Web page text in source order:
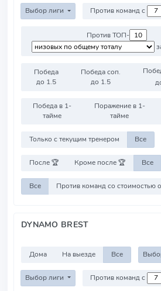
Выбор лиги Против команд с
Против ТОП-
Победа
до 1.5
Победа соп.
до 1.5
Победа в 1-
тайме
Поражение в 1-
тайме
Только с текущим тренером Все
После 🏆 Кроме после 🏆 Все
Все Против
DYNAMO BREST
Дома На выезде Все
Выбор лиги Против команд с